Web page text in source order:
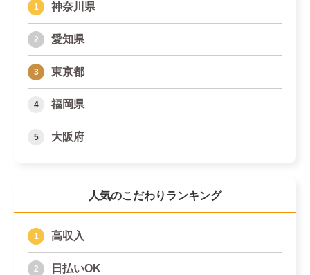
神奈川県
愛知県
東京都
福岡県
大阪府
人気のこだわりランキング
高収入
日払いOK